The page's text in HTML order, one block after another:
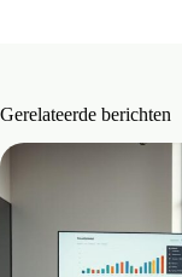
Gerelateerde berichten